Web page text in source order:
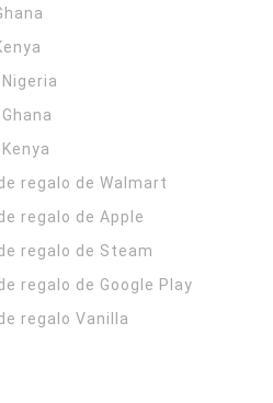
regalo de Walmart
regalo de Apple
regalo de Steam
regalo de Google Play
regalo Vanilla